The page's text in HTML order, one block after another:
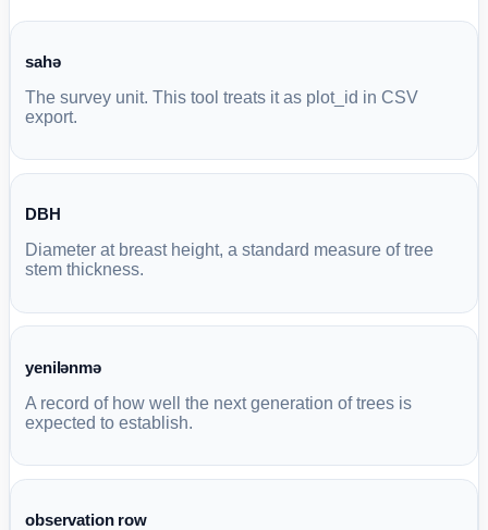
sahə
The survey unit. This tool treats it as plot_id in CSV
export.
DBH
Diameter at breast height, a standard measure of tree
stem thickness.
yenilənmə
A record of how well the next generation of trees is
expected to establish.
observation row